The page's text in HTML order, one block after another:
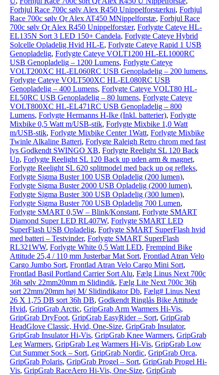
Forhjul Race 700c sølv Alex R450 Unippelforstærkni, Forhjul
Race 700c sølv Qr Alex AT450 MNippelforstæ, Forhjul Race
700c sølv Qr Alex R450 Unippelforstær, Forlygte Cateye HL-
EL135N Sort 3 LED 150+ Candela, Forlygte Cateye Hybrid
Solcelle Opladelig Hvid HL-E, Forlygte Cateye Rapid 1 USB
Genopladelig, Forlygte Cateye VOLT1200 HL-EL1000RC
USB Genopladelig – 1200 Lumens, Forlygte Cateye
VOLT200XC HL-EL060RC USB Genopladelig – 200 lumens,
Forlygte Cateye VOLT500XC HL-EL080RC USB
Genopladelig – 400 Lumens, Forlygte Cateye VOLT80 HL-
EL50RC USB Genopladelig – 80 lumens, Forlygte Cateye
VOLT800XC HL-EL471RC USB Genopladelig – 800
Lumens, Forlygte Hermanns H-Ike (Inkl. batterier), Forlygte
Mixbike 0,5 Watt m/USB-stik, Forlygte Mixbike 1,0 Watt
m/USB-stik, Forlygte Mixbike Center 1Watt, Forlygte Mixbike
Twinle Alkaline Batteri, Forlygte Raleigh Retro chrom med fast
lys Godkendt SWINGO XB, Forlygte Reelight SL 120 Back
Up, Forlygte Reelight SL 120 Back up uden arm & magnet,
Forlygte Reelight SL 620 splitmodel med back up og refleks,
Forlygte Sigma Buster 100 USB Opladelig (200 lumen),
Forlygte Sigma Buster 2000 USB Opladelig (2000 lumen),
Forlygte Sigma Buster 300 USB Opladelig (300 lumen),
Forlygte Sigma Buster 700 USB Opladelig 700 Lumen,
Forlygte SMART 0,5W – Blink/Konstant, Forlygte SMART
Diamond Super LED RL407W, Forlygte SMART LED
SuperFlash USB Opladelig, Forlygte SMART SuperFlash hvid
med batteri – Testvinder, Forlygte SMART SuperFlash
RL321WW, Forlygte White 0,5 Watt LED, Frempind Bike
Attitude 25,4 / 110 mm Justerbar Mat Sort, Frontlad Atran Velo
Cargo Jumbo Sort, Frontlad Atran Velo Cargo Mini Sort,
Frontlad Basil Portland Carrier Sort Alu, Fælg Linus Next 700c
36h sølv 22mm20mm m Slidindik, Fælg Lite Next 700c 36h
sort 22mm/20mm høj M/ Slidindikator Db, Fælg# Linus Next
26 X 1,75 DB sort 36h DB, Godkendt Ringlås Bike Attitude
Hvid, GripGrab Arctic, GripGrab Arm Warmers Hi-Vis,
GripGrab DryFoot, GripGrab EasyRider – Sort, GripGrab
HeadGlove Classic, Hvid, One-Size, GripGrab Insulator,
GripGrab Insulator Hi-Vis, GripGrab Knee Warmers, GripGrab
Leg Warmers, GripGrab Leg Warmers Hi-Vis, GripGrab Low
Cut Summer Sock – Sort, GripGrab Nordic, GripGrab Orca,
GripGrab Polaris, GripGrab Progel – Sort, GripGrab Progel Hi-
Vis, GripGrab RaceAero Hi-Vis, One-Size, GripGrab